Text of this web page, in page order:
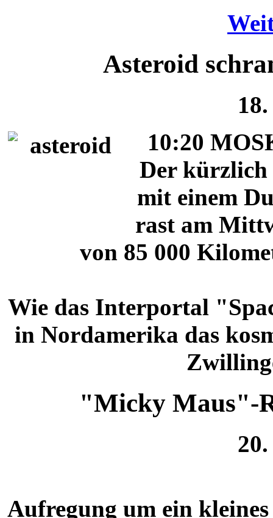
Asteroid
10:20
Der kürzlich
mit einem
rast am
von 85 000
Wie das Interportal
in Nordamerika das
"Micky Maus"-
Aufregung um ein